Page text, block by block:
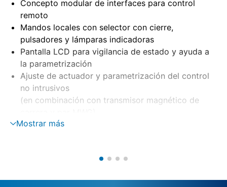
Concepto modular de interfaces para control
remoto
Mandos locales con selector con cierre,
pulsadores y lámparas indicadoras
Pantalla LCD para vigilancia de estado y ayuda a
la parametrización
Ajuste de actuador y parametrización del control
no intrusivos
(en combinación con transmisor magnético de
Montaje separado en soporte mural
Vigilancia de fase con corrección automática de
Mostrar más